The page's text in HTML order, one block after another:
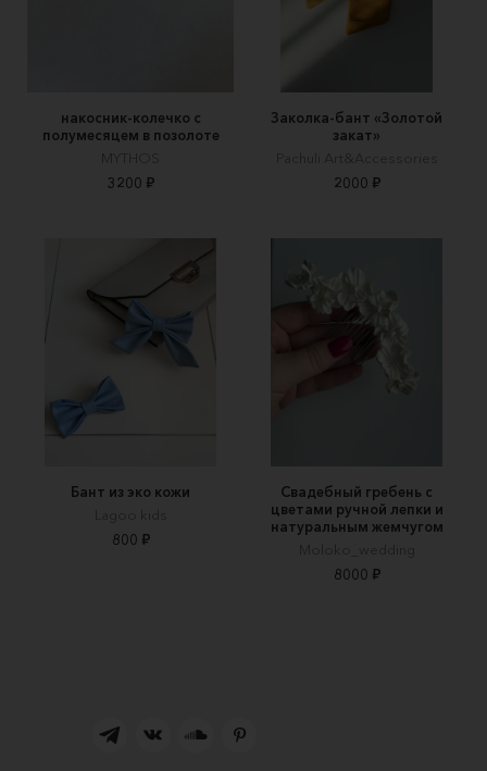
накосник-колечко с
полумесяцем в позолоте
MYTHOS
3200 ₽
Заколка-бант «Золотой
закат»
Pachuli Art&Accessories
2000 ₽
Бант из эко кожи
Lagoo kids
800 ₽
Свадебный гребень с
цветами ручной лепки и
натуральным жемчугом
Moloko_wedding
8000 ₽